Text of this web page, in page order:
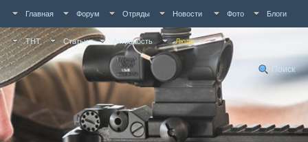
Главная Форум Отряды Новости Фото Блоги
ТНТ Статьи Активность Люди
Поиск